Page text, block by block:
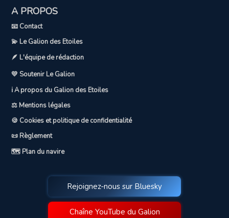
A PROPOS
📧 Contact
💫 Le Galion des Etoiles
🪶 L'équipe de rédaction
💛 Soutenir Le Galion
ℹ️ A propos du Galion des Etoiles
⚖️ Mentions légales
🍪 Cookies et politique de confidentialité
📜 Règlement
🗺️ Plan du navire
Rejoignez-nous sur Bluesky
Chaîne YouTube du Galion